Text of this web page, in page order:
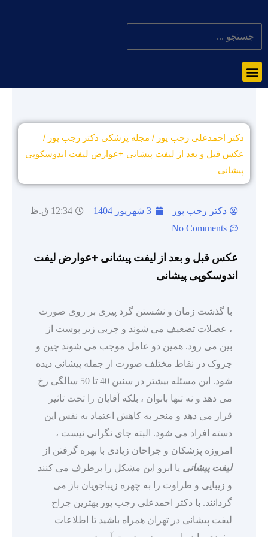
دکتر احمدعلی رجب پور / مجله پزشکی دکتر رجب پور /
عکس قبل و بعد از لیفت پیشانی +عوارض لیفت اندوسکوپی
پیشانی
دکتر رجب پور 3 شهریور 1404
12:34 ق.ظ
No Comments
عکس قبل و بعد از لیفت پیشانی +عوارض لیفت
اندوسکوپی پیشانی
با گذشت زمان و نشستن گرد پیری بر روی صورت
، عضلات تضعیف می شوند و چربی زیر پوست از
بین می رود. همین دو عامل موجب می شوند چین و
چروک در نقاط مختلف صورت از جمله پیشانی دیده
شود. این مسئله بیشتر در سنین 40 تا 50 سالگی رخ
می دهد و نه تنها بانوان ، بلکه آقایان را تحت تاثیر
قرار می دهد و منجر به کاهش اعتماد به نفس این
دسته افراد می شود. البته جای نگرانی نیست ،
امروزه پزشکان و جراحان زیادی با بهره گرفتن از
لیفت پیشانی یا ابرو این مشکل را برطرف می کنند
و زیبایی و طراوت را به چهره زیباجویان باز می
گردانند. با دکتر احمدعلی رجب پور بهترین جراح
لیفت پیشانی در تهران همراه باشید تا اطلاعات